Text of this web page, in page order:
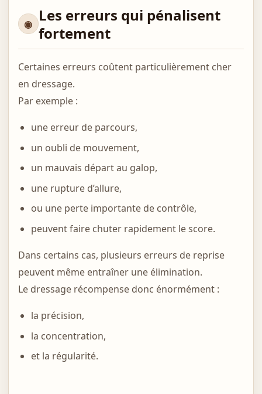
Les erreurs qui pénalisent
fortement
Certaines erreurs coûtent particulièrement cher
en dressage.
Par exemple :
une erreur de parcours,
un oubli de mouvement,
un mauvais départ au galop,
une rupture d’allure,
ou une perte importante de contrôle,
peuvent faire chuter rapidement le score.
Dans certains cas, plusieurs erreurs de reprise
peuvent même entraîner une élimination.
Le dressage récompense donc énormément :
la précision,
la concentration,
et la régularité.